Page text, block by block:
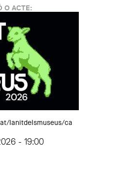
O ACTE:
lanitdelsmuseus/ca
- 19:00